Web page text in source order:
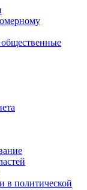
в политической